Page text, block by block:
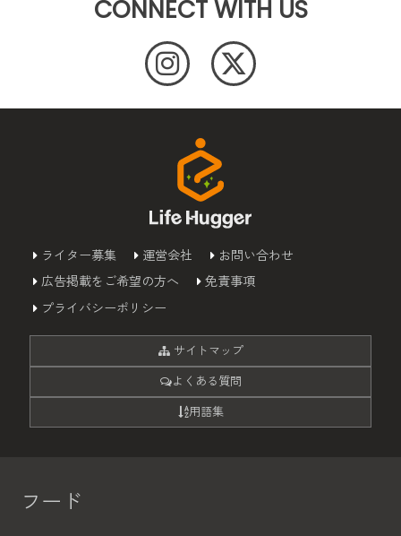
CONNECT WITH US
ライター募集 運営会社
お問い合わせ
広告掲載をご希望の方へ
免責事項
プライバシーポリシー
サイトマップ
よくある質問
用語集
フード